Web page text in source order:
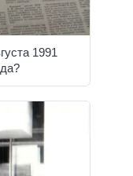
1991